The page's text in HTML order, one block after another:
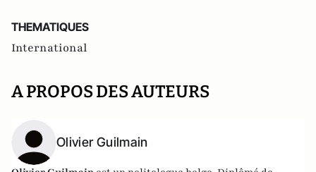
THEMATIQUES
International
A PROPOS DES AUTEURS
Olivier Guilmain